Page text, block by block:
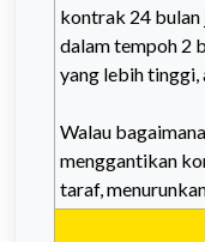
kontrak 24 bulan
dalam tempoh 2
yang lebih tinggi,
Walau
menggantikan
taraf,